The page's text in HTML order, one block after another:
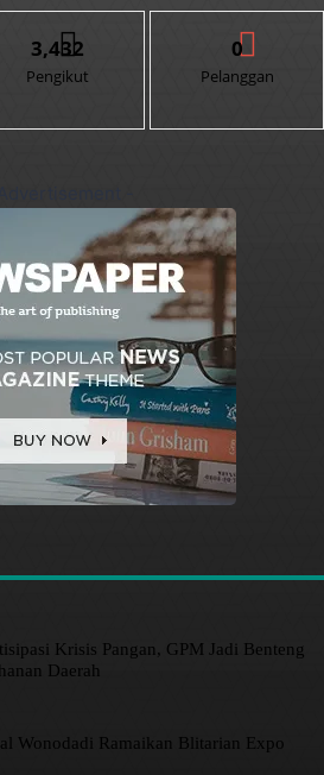
3,432
Pengikut
0
Pelanggan
Krisis Pangan, GPM Jadi Benteng
Daerah
Wonodadi Ramaikan Blitarian Expo